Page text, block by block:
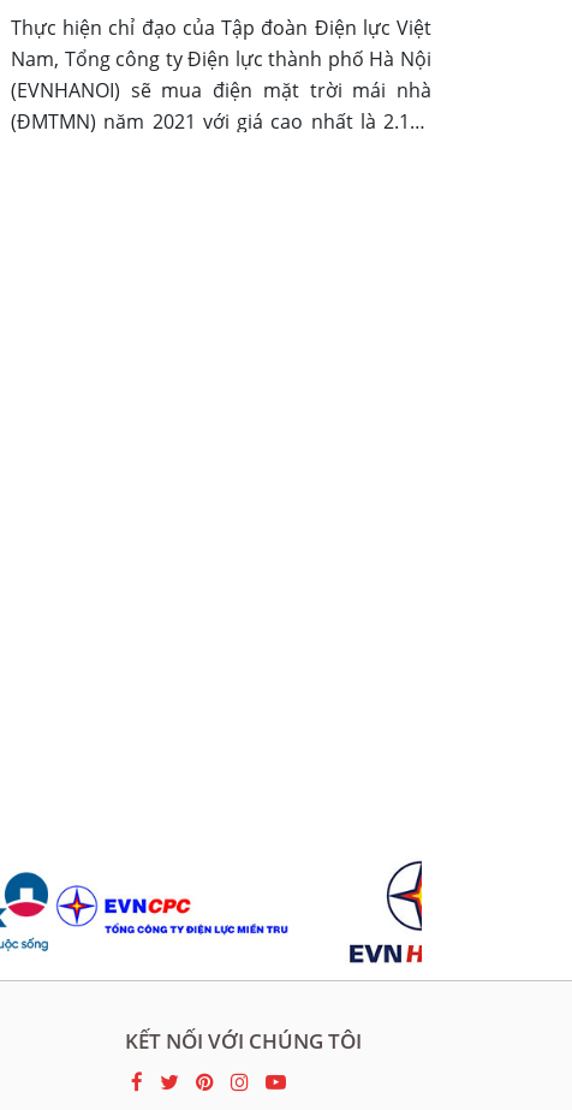
Thực hiện chỉ đạo của Tập đoàn Điện lực Việt
Nam, Tổng công ty Điện lực thành phố Hà Nội
(EVNHANOI) sẽ mua điện mặt trời mái nhà
(ĐMTMN) năm 2021 với giá cao nhất là 2.162
KẾT NỐI VỚI CHÚNG TÔI